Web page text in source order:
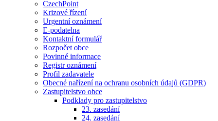
CzechPoint
Krizové řízení
Urgentní oznámení
E-podatelna
Kontaktní formulář
Rozpočet obce
Povinné informace
Registr oznámení
Profil zadavatele
Obecné nařízení na ochranu osobních údajů (GDPR)
Zastupitelstvo obce
Podklady pro zastupitelstvo
23. zasedání
24. zasedání